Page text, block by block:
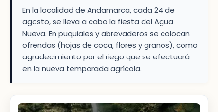
En la localidad de Andamarca, cada 24 de
agosto, se lleva a cabo la fiesta del Agua
Nueva. En puquiales y abrevaderos se colocan
ofrendas (hojas de coca, flores y granos), como
agradecimiento por el riego que se efectuará
en la nueva temporada agrícola.